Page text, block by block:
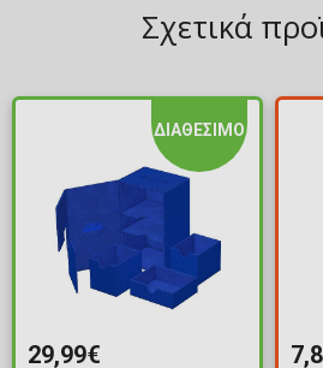
Σχετικά
ΔΙΑΘΕΣΙΜΟ
29,99€